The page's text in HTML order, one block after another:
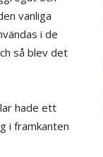
vanliga
i de
så blev det
hade ett
i framkanten